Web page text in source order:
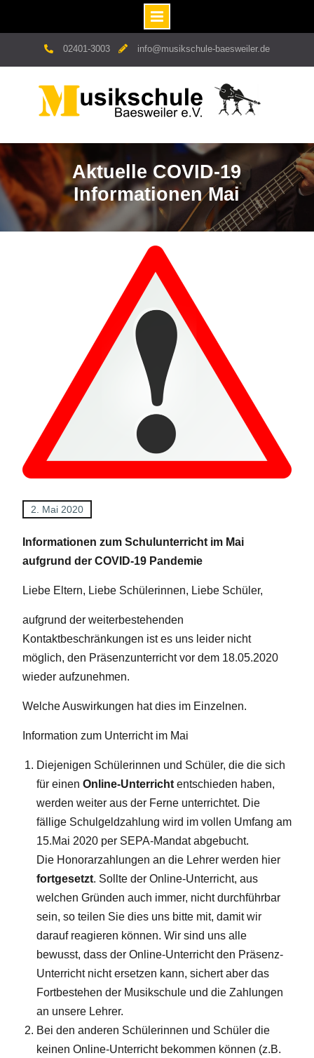
02401-3003 info@musikschule-baesweiler.de
Aktuelle COVID-19
Informationen Mai
2. Mai 2020
Informationen zum Schulunterricht im Mai
aufgrund der COVID-19 Pandemie
Liebe Eltern, Liebe Schülerinnen, Liebe Schüler,
aufgrund der weiterbestehenden
Kontaktbeschränkungen ist es uns leider nicht
möglich, den Präsenzunterricht vor dem 18.05.2020
wieder aufzunehmen.
Welche Auswirkungen hat dies im Einzelnen.
Information zum Unterricht im Mai
Diejenigen Schülerinnen und Schüler, die die sich
für einen Online-Unterricht entschieden haben,
werden weiter aus der Ferne unterrichtet. Die
fällige Schulgeldzahlung wird im vollen Umfang am
15.Mai 2020 per SEPA-Mandat abgebucht.
Die Honorarzahlungen an die Lehrer werden hier
fortgesetzt. Sollte der Online-Unterricht, aus
welchen Gründen auch immer, nicht durchführbar
sein, so teilen Sie dies uns bitte mit, damit wir
darauf reagieren können. Wir sind uns alle
bewusst, dass der Online-Unterricht den Präsenz-
Unterricht nicht ersetzen kann, sichert aber das
Fortbestehen der Musikschule und die Zahlungen
an unsere Lehrer.
Bei den anderen Schülerinnen und Schüler die
keinen Online-Unterricht bekommen können (z.B.